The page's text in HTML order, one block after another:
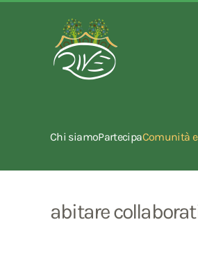
Chi siamoPartecipaComunità
abitare